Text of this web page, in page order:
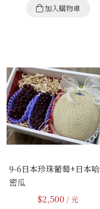
加入購物車
9-6日本珍珠葡萄+日本哈
密瓜
$2,500 / 元